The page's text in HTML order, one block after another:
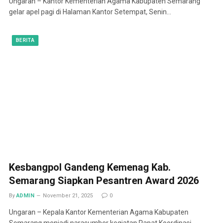
gelar apel pagi di Halaman Kantor Setempat, Senin…
BERITA
Kesbangpol Gandeng Kemenag Kab.
Semarang Siapkan Pesantren Award 2026
By ADMIN November 21, 2025 0
Ungaran – Kepala Kantor Kementerian Agama Kabupaten